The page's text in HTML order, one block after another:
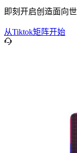
即刻开启创造面向
从Tiktok矩阵开始